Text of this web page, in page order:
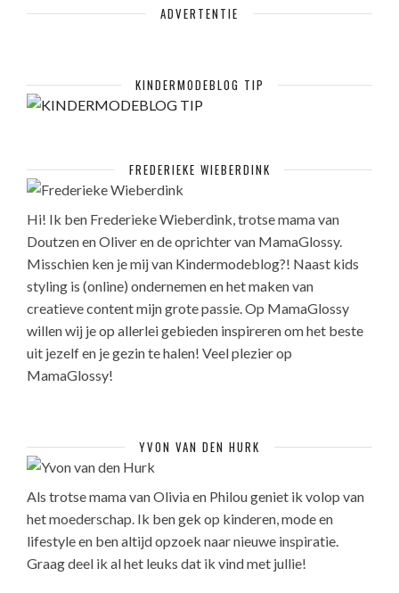
ADVERTENTIE
KINDERMODEBLOG TIP
FREDERIEKE WIEBERDINK
Hi! Ik ben Frederieke Wieberdink, trotse mama van
Doutzen en Oliver en de oprichter van MamaGlossy.
Misschien ken je mij van Kindermodeblog?! Naast kids
styling is (online) ondernemen en het maken van
creatieve content mijn grote passie. Op MamaGlossy
willen wij je op allerlei gebieden inspireren om het beste
uit jezelf en je gezin te halen! Veel plezier op
MamaGlossy!
YVON VAN DEN HURK
Als trotse mama van Olivia en Philou geniet ik volop van
het moederschap. Ik ben gek op kinderen, mode en
lifestyle en ben altijd opzoek naar nieuwe inspiratie.
Graag deel ik al het leuks dat ik vind met jullie!